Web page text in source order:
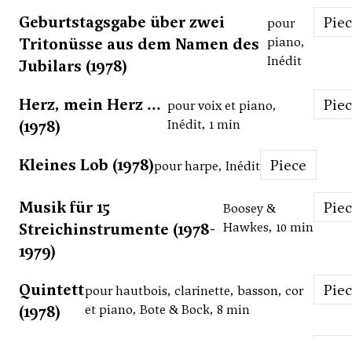
Geburtstagsgabe über zwei
Tritonüsse aus dem Namen des
Jubilars (1978)
pour
piano,
Inédit
Herz, mein Herz ...
(1978)
pour voix et piano,
Inédit, 1 min
Kleines Lob (1978)pour harpe, Inédit Piece
Musik für 15
Streichinstrumente (1978-
1979)
Boosey &
Hawkes, 10 min
Quintett
(1978)
pour hautbois, clarinette, basson, cor
et piano, Bote & Bock, 8 min